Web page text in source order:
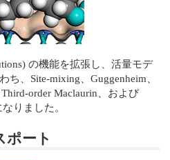
の機能を拡張し、活量モデ
ち、Site-mixing、Guggenheim、
order Maclaurin、および
りました。
ポート